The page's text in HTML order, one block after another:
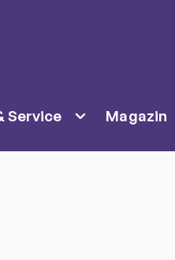
Service Magazin